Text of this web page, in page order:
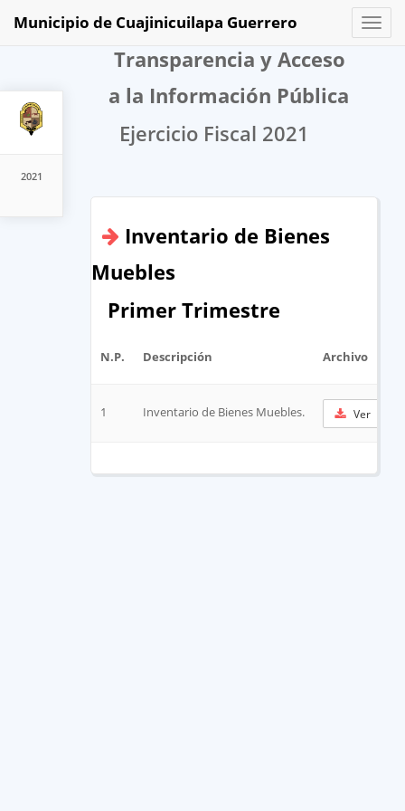
2021
Toggle
Municipio de Cuajinicuilapa Guerrero
Transparencia y Acceso
a la Información Pública
Ejercicio Fiscal 2021
Inventario de Bienes
Muebles
Primer Trimestre
N.P. Descripción Archivo
1 Inventario de Bienes Muebles. Ver